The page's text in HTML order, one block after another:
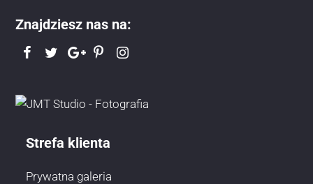
Znajdziesz nas na:
Strefa klienta
Prywatna galeria